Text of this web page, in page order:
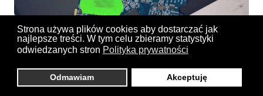
Strona używa plików cookies aby dostarczać jak
najlepsze treści. W tym celu zbieramy statystyki
odwiedzanych stron Polityka prywatności
Odmawiam Akceptuję
Dysk SSD Goodram IRDM na
odzyskiwanie danych